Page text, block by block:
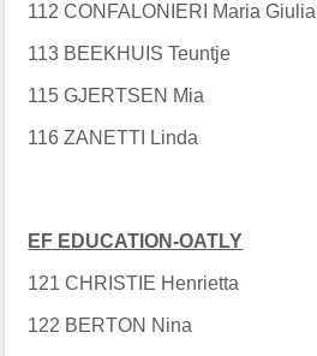
112 CONFALONIERI Maria Giulia
113 BEEKHUIS Teuntje
115 GJERTSEN Mia
116 ZANETTI Linda
EF EDUCATION-OATLY
121 CHRISTIE Henrietta
122 BERTON Nina